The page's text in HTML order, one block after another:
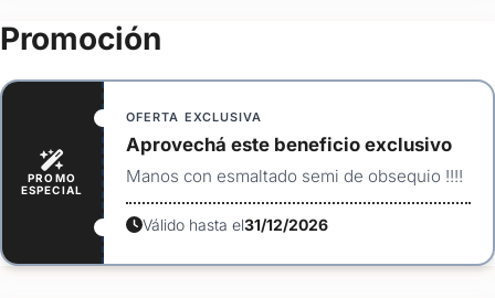
Nos apasiona formar parte de historias inolvidables. Será
recuerdos que conservarás para siempre.
Promoción
PROMO
ESPECIAL
OFERTA EXCLUSIVA
Aprovechá este beneficio exclusivo
Manos con esmaltado semi de obsequio !!!!
Válido hasta el31/12/2026